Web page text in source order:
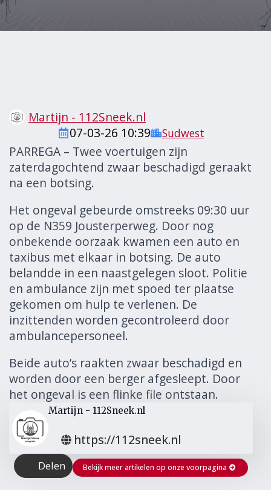
Martijn - 112Sneek.nl
07-03-26 10:39
Sudwest
PARREGA – Twee voertuigen zijn
zaterdagochtend zwaar beschadigd geraakt
na een botsing.
Het ongeval gebeurde omstreeks 09:30 uur
op de N359 Jousterperweg. Door nog
onbekende oorzaak kwamen een auto en
taxibus met elkaar in botsing. De auto
belandde in een naastgelegen sloot. Politie
en ambulance zijn met spoed ter plaatse
gekomen om hulp te verlenen. De
inzittenden worden gecontroleerd door
ambulancepersoneel.
Beide auto’s raakten zwaar beschadigd en
worden door een berger afgesleept. Door
het ongeval is een flinke file ontstaan.
Martijn - 112Sneek.nl
https://112sneek.nl
Delen Bekijk meer artikelen op onze voorpagina